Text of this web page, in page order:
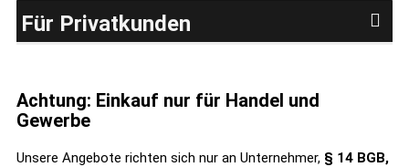
Für Privatkunden
Achtung: Einkauf nur für Handel und
Gewerbe
Unsere Angebote richten sich nur an Unternehmer, § 14 BGB,